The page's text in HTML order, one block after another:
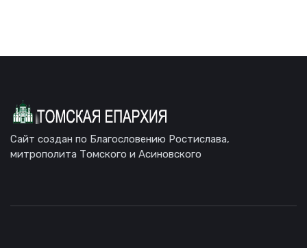
Сайт создан по Благословению Ростислава,
митрополита Томского и Асиновского